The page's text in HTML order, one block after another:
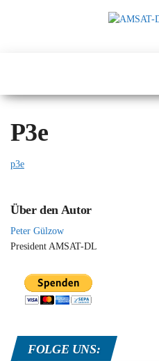
P3e
p3e
Über den Autor
Peter Gülzow
President AMSAT-DL
FOLGE UNS: